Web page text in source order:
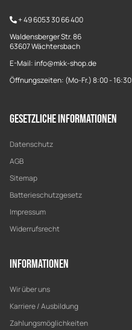
+49 6053 30 66 400
Waldensberger Str. 86
63607 Wächtersbach
E-Mail: info@mkk-shop.de
Öffnungszeiten: (Mo-Fr.) 8:00 - 16:30
Gesetzliche Informationen
Datenschutz
AGB
Sitemap
Batterieschutzgesetz
Impressum
Widerrufsrecht
Informationen
Wir über uns
Karriere / Ausbildung
Zahlungsmöglichkeiten